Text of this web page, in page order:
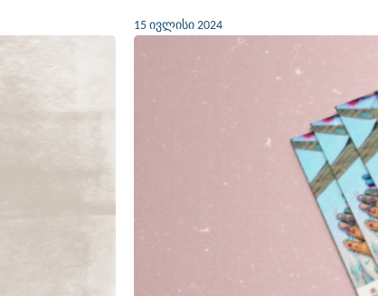
15 ივლისი 2024